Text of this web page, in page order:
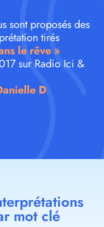
sont proposés des
tirés
le rêve »
sur Radio Ici &
D
mot clé